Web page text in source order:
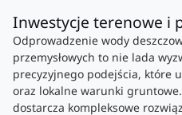
Inwestycje terenowe i
Odprowadzenie wody
przemysłowych to nie lada
precyzyjnego podejścia, które
oraz lokalne warunki gruntowe.
dostarcza kompleksowe